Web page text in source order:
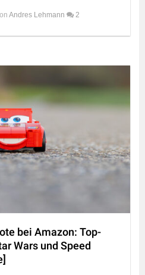
Andres Lehmann 2
bei Amazon: Top-
Wars und Speed